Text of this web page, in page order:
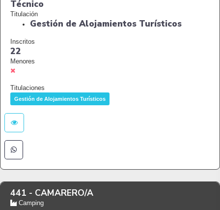
Técnico
Titulación
Gestión de Alojamientos Turísticos
Inscritos
22
Menores
Titulaciones
Gestión de Alojamientos Turísticos
441 - CAMARERO/A
Camping